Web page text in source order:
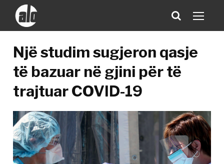
Një studim sugjeron qasje
të bazuar në gjini për të
trajtuar COVID-19